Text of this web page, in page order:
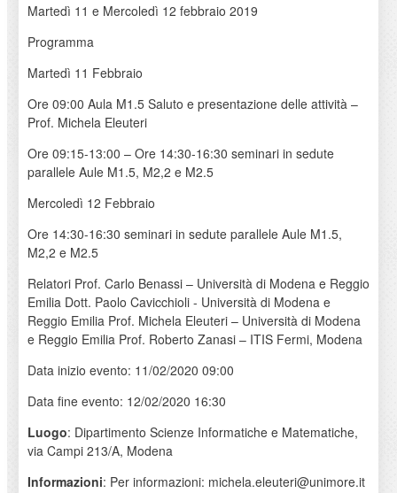
Martedì 11 e Mercoledì 12 febbraio 2019
Programma
Martedì 11 Febbraio
Ore 09:00 Aula M1.5 Saluto e presentazione delle attività –
Prof. Michela Eleuteri
Ore 09:15-13:00 – Ore 14:30-16:30 seminari in sedute
parallele Aule M1.5, M2,2 e M2.5
Mercoledì 12 Febbraio
Ore 14:30-16:30 seminari in sedute parallele Aule M1.5,
M2,2 e M2.5
Relatori Prof. Carlo Benassi – Università di Modena e Reggio
Emilia Dott. Paolo Cavicchioli - Università di Modena e
Reggio Emilia Prof. Michela Eleuteri – Università di Modena
e Reggio Emilia Prof. Roberto Zanasi – ITIS Fermi, Modena
Data inizio evento: 11/02/2020 09:00
Data fine evento: 12/02/2020 16:30
Luogo: Dipartimento Scienze Informatiche e Matematiche,
via Campi 213/A, Modena
Informazioni: Per informazioni: michela.eleuteri@unimore.it